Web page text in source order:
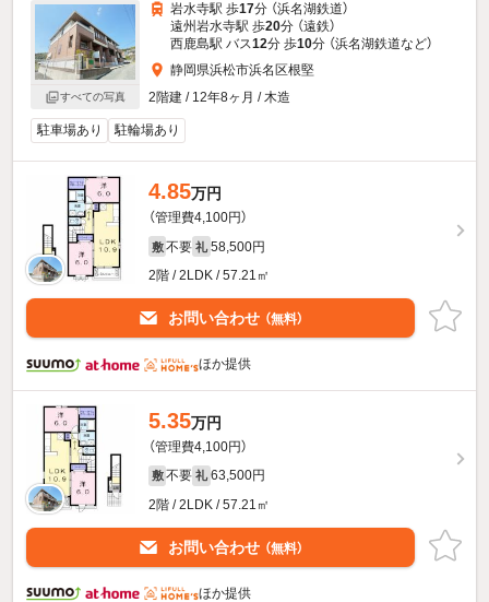
すべての写真
岩水寺駅 歩17分 （浜名湖鉄道）
遠州岩水寺駅 歩20分 （遠鉄）
西鹿島駅 バス12分 歩10分 （浜名湖鉄道など）
静岡県浜松市浜名区根堅
2階建 / 12年8ヶ月 / 木造
駐車場あり 駐輪場あり
4.85万円
（管理費4,100円）
敷 不要 礼 58,500円
2階 / 2LDK / 57.21㎡
お問い合わせ （無料）
ほか提供
5.35万円
（管理費4,100円）
敷 不要 礼 63,500円
2階 / 2LDK / 57.21㎡
お問い合わせ （無料）
ほか提供